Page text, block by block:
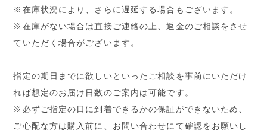
※在庫状況により、さらに遅延する場合もございます。
※在庫がない場合は直接ご連絡の上、返金のご相談をさせ
ていただく場合がございます。
指定の期日までに欲しいといったご相談を事前にいただけ
れば想定のお届け日数のご案内は可能です。
※必ずご指定の日に到着できるかの保証ができないため、
ご心配な方は購入前に、お問い合わせにて確認をお願いし